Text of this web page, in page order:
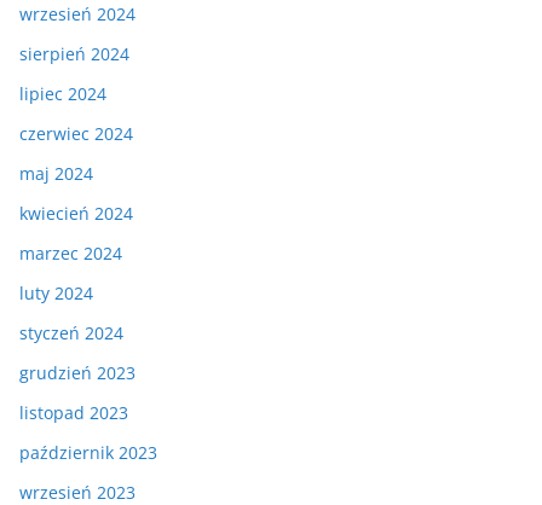
wrzesień 2024
sierpień 2024
lipiec 2024
czerwiec 2024
maj 2024
kwiecień 2024
marzec 2024
luty 2024
styczeń 2024
grudzień 2023
listopad 2023
październik 2023
wrzesień 2023